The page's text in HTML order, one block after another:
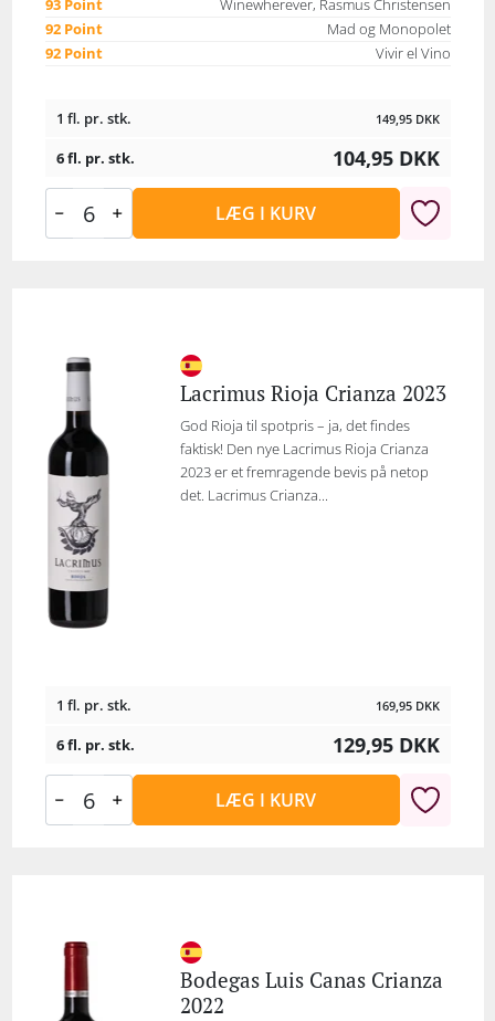
93 Point
Winewherever, Rasmus Christensen
92 Point
Mad og Monopolet
92 Point
Vivir el Vino
1 fl. pr. stk. 149,95 DKK
6 fl. pr. stk. 104,95 DKK
LÆG I KURV
Lacrimus Rioja Crianza 2023
God Rioja til spotpris – ja, det findes
faktisk! Den nye Lacrimus Rioja Crianza
2023 er et fremragende bevis på netop
det. Lacrimus Crianza...
1 fl. pr. stk. 169,95 DKK
6 fl. pr. stk. 129,95 DKK
LÆG I KURV
Bodegas Luis Canas Crianza
2022